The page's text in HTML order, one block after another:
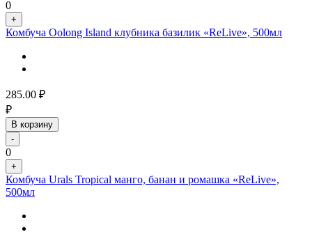
0
+
Комбуча Oolong Island клубника базилик «ReLive», 500мл
285.00 ₽
₽
В корзину
-
0
+
Комбуча Urals Tropical манго, банан и ромашка «ReLive»,
500мл